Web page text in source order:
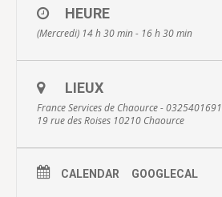
HEURE
(Mercredi) 14 h 30 min - 16 h 30 min
LIEUX
France Services de Chaource - 0325401691
19 rue des Roises 10210 Chaource
CALENDAR GOOGLECAL